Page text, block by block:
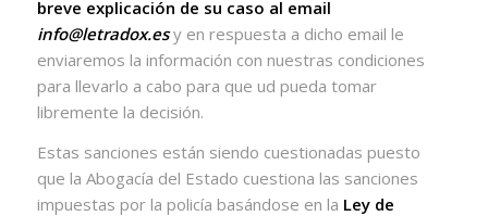
breve explicación de su caso al email
info@letradox.esy en respuesta a dicho email le
enviaremos la información con nuestras condiciones
para llevarlo a cabo para que ud pueda tomar
libremente la decisión.
Estas sanciones están siendo cuestionadas puesto
que la Abogacía del Estado cuestiona las sanciones
impuestas por la policía basándose en la Ley de